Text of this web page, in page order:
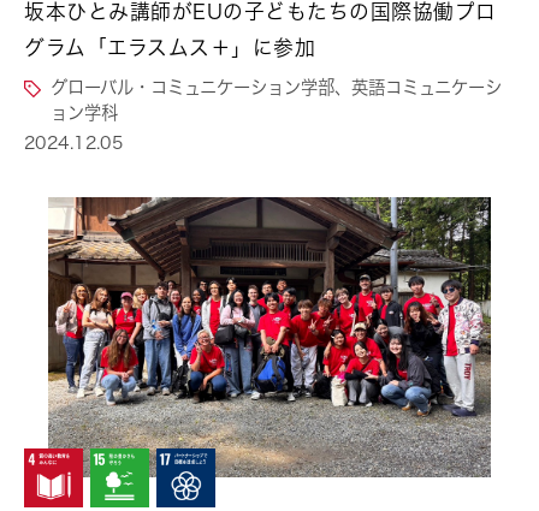
坂本ひとみ講師がEUの子どもたちの国際協働プロ
グラム「エラスムス＋」に参加
グローバル・コミュニケーション学部、英語コミュニケーシ
ョン学科
2024.12.05